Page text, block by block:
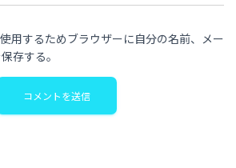
用するためブラウザーに自分の名前、メー
存する。